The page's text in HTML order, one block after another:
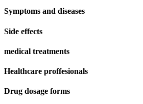
Symptoms and diseases
Side effects
medical treatments
Healthcare proffesionals
Drug dosage forms